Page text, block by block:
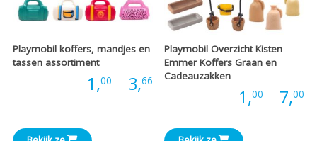
Playmobil koffers, mandjes en
tassen assortiment
1,00 3,66Prijsklasse:
Playmobil Overzicht Kisten
Emmer Koffers Graan en
Cadeauzakken
1,00 7,00